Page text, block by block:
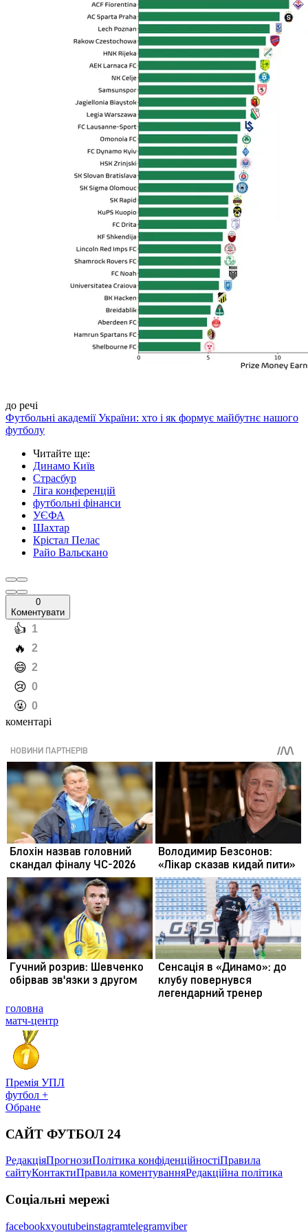
до речі
Футбольні академії України: хто і як формує майбутнє нашого
футболу
Читайте ще:
Динамо Київ
Страсбур
Ліга конференцій
футбольні фінанси
УЄФА
Шахтар
Крістал Пелас
Райо Вальєкано
0
Коментувати
️👍 1
️🔥 2
️😄 2
️😢 0
️🤬 0
коментарі
головна
матч-центр
Премія УПЛ
футбол +
Обране
САЙТ ФУТБОЛ 24
РедакціяПрогнозиПолітика конфіденційностіПравила
сайтуКонтактиПравила коментуванняРедакційна політика
Соціальні мережі
facebookxyoutubeinstagramtelegramviber